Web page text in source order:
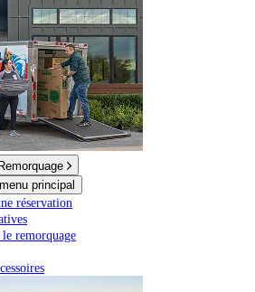
Remorquage
principal
réservation
remorquage